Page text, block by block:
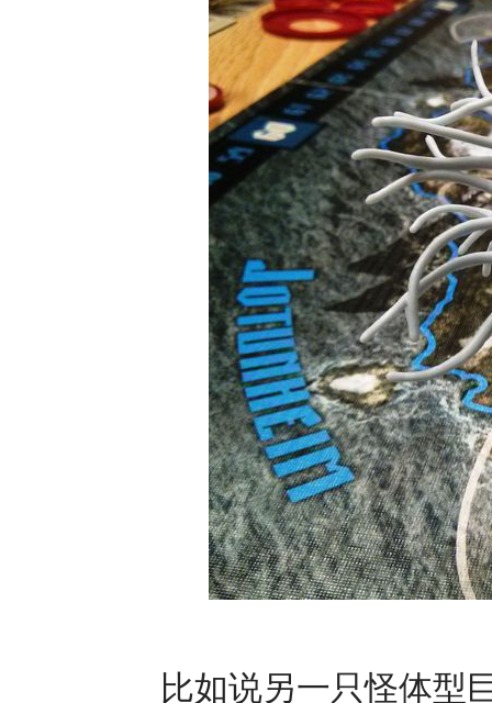
比如说另一只怪体型